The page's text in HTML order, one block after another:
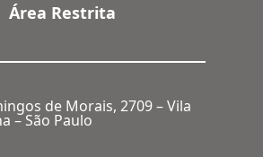
Área Restrita
de Morais, 2709 – Vila
– São Paulo